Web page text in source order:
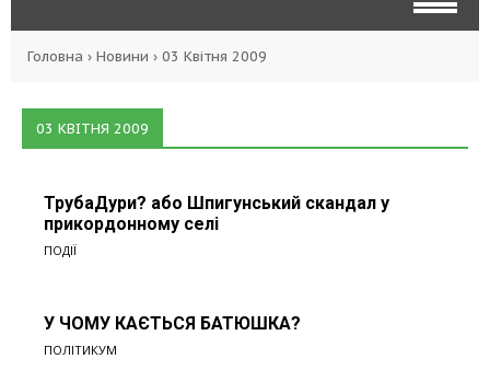
Головна › Новини › 03 Квітня 2009
03 КВІТНЯ 2009
ТрубаДури? або Шпигунський скандал у
прикордонному селі
ПОДІЇ
У ЧОМУ КАЄТЬСЯ БАТЮШКА?
ПОЛІТИКУМ